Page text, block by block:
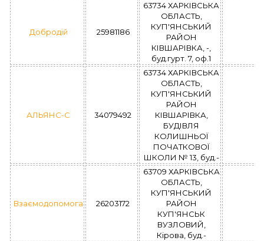
Добродій 25981186
63734 ХАРКІВСЬКА
ОБЛАСТЬ,
КУП'ЯНСЬКИЙ
РАЙОН
КІВШАРІВКА, -,
буд.гурт. 7, оф.1
АЛЬЯНС-С 34079492
63734 ХАРКІВСЬКА
ОБЛАСТЬ,
КУП'ЯНСЬКИЙ
РАЙОН
КІВШАРІВКА,
БУДІВЛЯ
КОЛИШНЬОЇ
ПОЧАТКОВОЇ
ШКОЛИ № 13, буд.-
Взаємодопомога 26203172
63709 ХАРКІВСЬКА
ОБЛАСТЬ,
КУП'ЯНСЬКИЙ
РАЙОН
КУП'ЯНСЬК
ВУЗЛОВИЙ,
Кірова, буд.-